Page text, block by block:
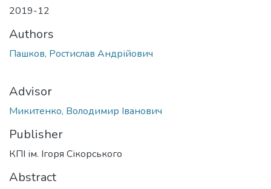
2019-12
Authors
Пашков, Ростислав Андрійович
Advisor
Микитенко, Володимир Іванович
Publisher
КПІ ім. Ігоря Сікорського
Abstract